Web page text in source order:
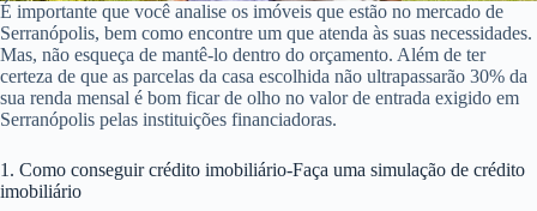
É importante que você analise os imóveis que estão no mercado de
Serranópolis, bem como encontre um que atenda às suas necessidades.
Mas, não esqueça de mantê-lo dentro do orçamento. Além de ter
certeza de que as parcelas da casa escolhida não ultrapassarão 30% da
sua renda mensal é bom ficar de olho no valor de entrada exigido em
Serranópolis pelas instituições financiadoras.
1. Como conseguir crédito imobiliário-Faça uma simulação de crédito
imobiliário